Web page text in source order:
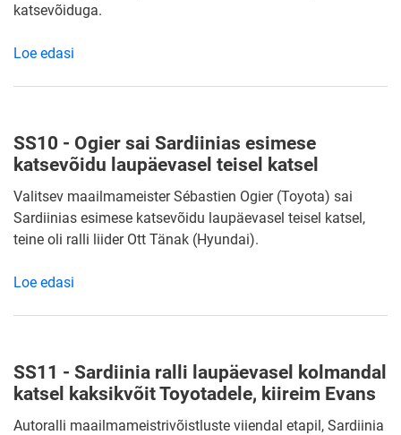
katsevõiduga.
Loe edasi
SS10 - Ogier sai Sardiinias esimese
katsevõidu laupäevasel teisel katsel
Valitsev maailmameister Sébastien Ogier (Toyota) sai
Sardiinias esimese katsevõidu laupäevasel teisel katsel,
teine oli ralli liider Ott Tänak (Hyundai).
Loe edasi
SS11 - Sardiinia ralli laupäevasel kolmandal
katsel kaksikvõit Toyotadele, kiireim Evans
Autoralli maailmameistrivõistluste viiendal etapil, Sardiinia